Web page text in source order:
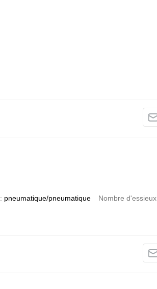
pneumatique/pneumatique Nombre d'essieux